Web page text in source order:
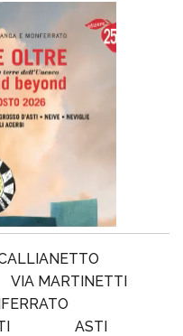
VIA MARTINETTI
ASTI